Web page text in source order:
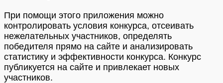
При помощи этого приложения можно
контролировать условия конкурса, отсеивать
нежелательных участников, определять
победителя прямо на сайте и анализировать
статистику и эффективности конкурса. Конкурс
публикуется на сайте и привлекает новых
участников.